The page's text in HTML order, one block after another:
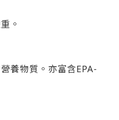
。
養物質。亦富含EPA-